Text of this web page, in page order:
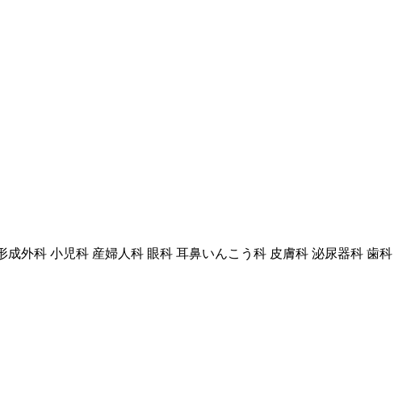
外科 小児科 産婦人科 眼科 耳鼻いんこう科 皮膚科 泌尿器科 歯科